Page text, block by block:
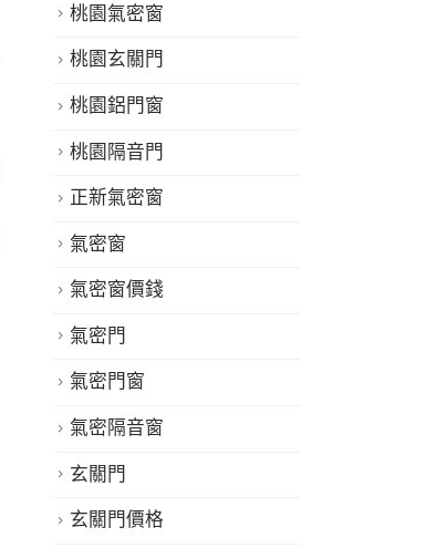
居家寧靜新標準，國田氣密
窗讓喧囂止步
現代都市生活中，車流、施工、
繼續閱讀
桃園氣密窗
桃園玄關門
桃園鋁門窗
桃園隔音門
正新氣密窗
氣密窗
氣密窗價錢
氣密門
氣密門窗
氣密隔音窗
玄關門
玄關門價格